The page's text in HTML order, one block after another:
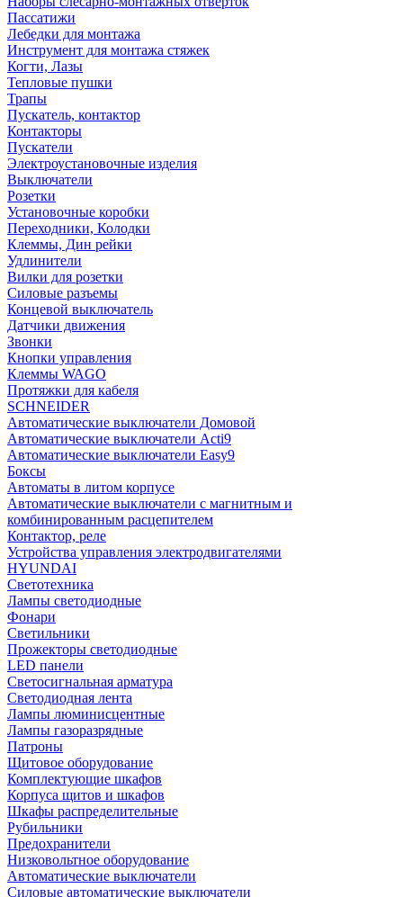
Пассатижи
Лебедки для монтажа
Инструмент для монтажа стяжек
Когти, Лазы
Тепловые пушки
Трапы
Пускатель, контактор
Контакторы
Пускатели
Электроустановочные изделия
Выключатели
Розетки
Установочные коробки
Переходники, Колодки
Клеммы, Дин рейки
Удлинители
Вилки для розетки
Силовые разъемы
Концевой выключатель
Датчики движения
Звонки
Кнопки управления
Клеммы WAGO
Протяжки для кабеля
SCHNEIDER
Автоматические выключатели Домовой
Автоматические выключатели Acti9
Автоматические выключатели Easy9
Боксы
Автоматы в литом корпусе
Автоматические выключатели с магнитным и
комбинированным расцепителем
Контактор, реле
Устройства управления электродвигателями
HYUNDAI
Светотехника
Лампы светодиодные
Фонари
Светильники
Прожекторы светодиодные
LED панели
Светосигнальная арматура
Светодиодная лента
Лампы люминисцентные
Лампы газоразрядные
Патроны
Щитовое оборудование
Комплектующие шкафов
Корпуса щитов и шкафов
Шкафы распределительные
Рубильники
Предохранители
Низковольтное оборудование
Автоматические выключатели
Силовые автоматические выключатели